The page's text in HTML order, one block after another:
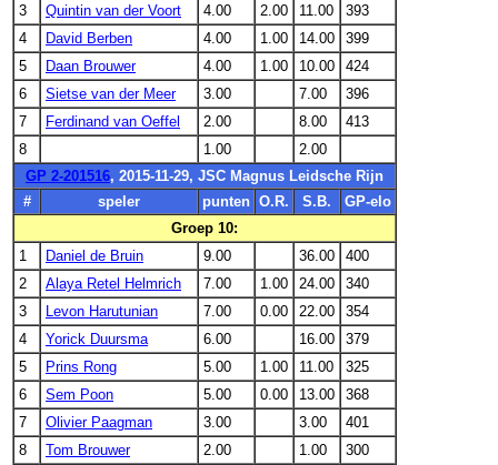
3
Quintin van der Voort 4.00 2.00 11.00
393
4
David Berben 4.00 1.00 14.00
399
5
Daan Brouwer 4.00 1.00 10.00
424
6
Sietse van der Meer 3.00 7.00
396
7
Ferdinand van Oeffel 2.00 8.00
413
8
1.00
2.00
GP 2-201516, 2015-11-29, JSC Magnus Leidsche Rijn
#
speler punten O.R. S.B.
GP-elo
Groep 10:
1
Daniel de Bruin 9.00 36.00
400
2
Alaya Retel Helmrich 7.00 1.00 24.00
340
3
Levon Harutunian 7.00 0.00 22.00
354
4
Yorick Duursma 6.00 16.00
379
5
Prins Rong 5.00 1.00 11.00
325
6
Sem Poon 5.00 0.00 13.00
368
7
Olivier Paagman 3.00 3.00
401
8
Tom Brouwer 2.00 1.00
300